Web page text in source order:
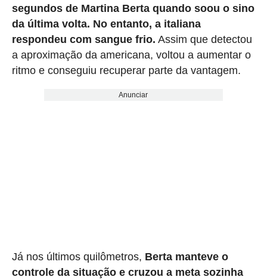
segundos de Martina Berta quando soou o sino
da última volta. No entanto, a italiana
respondeu com sangue frio. Assim que detectou
a aproximação da americana, voltou a aumentar o
ritmo e conseguiu recuperar parte da vantagem.
Anunciar
Já nos últimos quilômetros, Berta manteve o
controle da situação e cruzou a meta sozinha